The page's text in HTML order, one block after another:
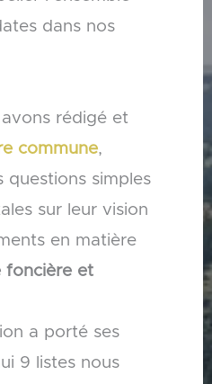
dans nos
rédigé et
commune,
questions simples
sur leur vision
en matière
foncière et
a porté ses
9 listes nous